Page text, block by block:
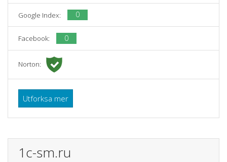
Google Index: 0
Facebook: 0
Norton:
Utforksa mer
1c-sm.ru